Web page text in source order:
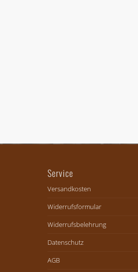
Service
Versandkosten
Widerrufsformular
Widerrufsbelehrung
Datenschutz
AGB